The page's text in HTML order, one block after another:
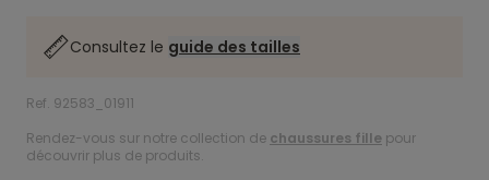
Consultez le guide des tailles
Ref. 92583_01911
Rendez-vous sur notre collection de chaussures fille pour
découvrir plus de produits.